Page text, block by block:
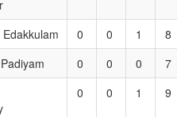
0 0 1
8
0 0 0
7
0 0 1 9